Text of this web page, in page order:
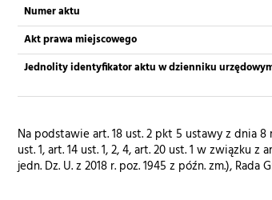
Numer aktu
Akt prawa miejscowego
Jednolity identyfikator aktu w dzienniku
Na podstawie art. 18 ust. 2 pkt 5 ustawy z dnia 8
ust. 1, art. 14 ust. 1, 2, 4, art. 20 ust. 1 w związku
jedn. Dz. U. z 2018 r. poz. 1945 z późn. zm.),